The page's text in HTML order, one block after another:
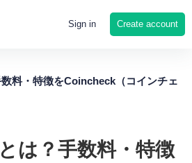
Sign in Create account
料・特徴をCoincheck（コインチェ
は？手数料・特徴